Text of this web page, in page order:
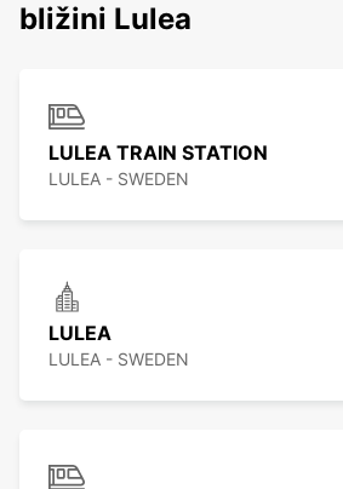
bližini Lulea
LULEA TRAIN STATION
LULEA - SWEDEN
LULEA
LULEA - SWEDEN